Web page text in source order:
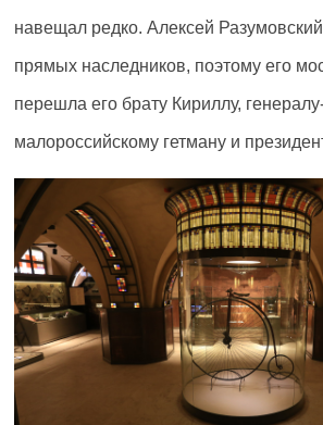
навещал редко. Алексей
прямых наследников, поэтому его
перешла его брату Кириллу,
малороссийскому гетману и